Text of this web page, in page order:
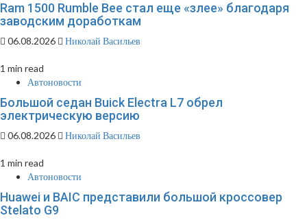
Ram 1500 Rumble Bee стал еще «злее» благодаря
заводским доработкам
06.08.2026 Николай Васильев
1 min read
Автоновости
Большой седан Buick Electra L7 обрел
электрическую версию
06.08.2026 Николай Васильев
1 min read
Автоновости
Huawei и BAIC представили большой кроссовер
Stelato G9